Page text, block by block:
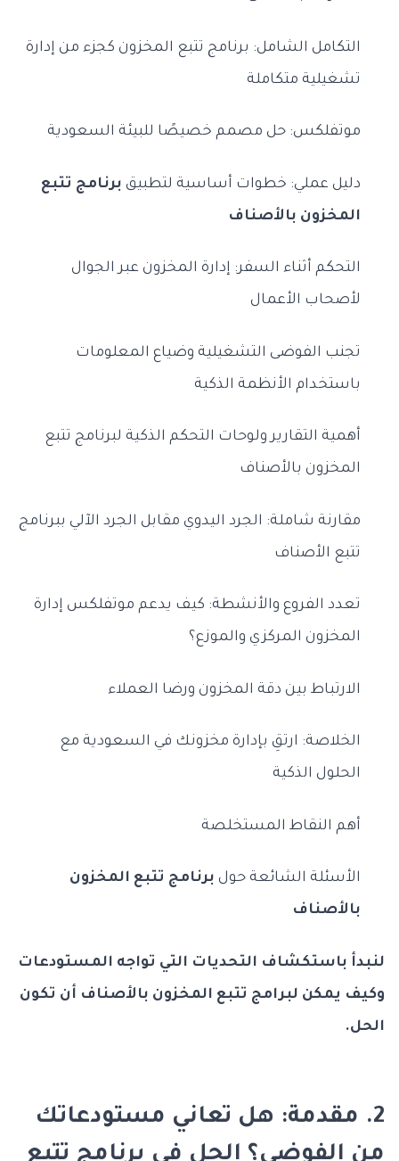
التكامل الشامل: برنامج تتبع المخزون كجزء من إدارة
تشغيلية متكاملة
موتفلكس: حل مصمم خصيصًا للبيئة السعودية
دليل عملي: خطوات أساسية لتطبيق برنامج تتبع
المخزون بالأصناف
التحكم أثناء السفر: إدارة المخزون عبر الجوال
لأصحاب الأعمال
تجنب الفوضى التشغيلية وضياع المعلومات
باستخدام الأنظمة الذكية
أهمية التقارير ولوحات التحكم الذكية لبرنامج تتبع
المخزون بالأصناف
مقارنة شاملة: الجرد اليدوي مقابل الجرد الآلي ببرنامج
تتبع الأصناف
تعدد الفروع والأنشطة: كيف يدعم موتفلكس إدارة
المخزون المركزي والموزع؟
الارتباط بين دقة المخزون ورضا العملاء
الخلاصة: ارتقِ بإدارة مخزونك في السعودية مع
الحلول الذكية
أهم النقاط المستخلصة
الأسئلة الشائعة حول برنامج تتبع المخزون
بالأصناف
لنبدأ باستكشاف التحديات التي تواجه المستودعات
وكيف يمكن لبرامج تتبع المخزون بالأصناف أن تكون
الحل.
2. مقدمة: هل تعاني مستودعاتك
من الفوضى؟ الحل في برنامج تتبع